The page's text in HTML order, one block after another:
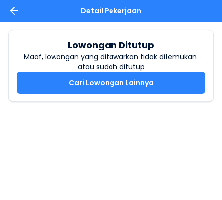
Detail Pekerjaan
Lowongan Ditutup
Maaf, lowongan yang ditawarkan tidak ditemukan
atau sudah ditutup
Cari Lowongan Lainnya